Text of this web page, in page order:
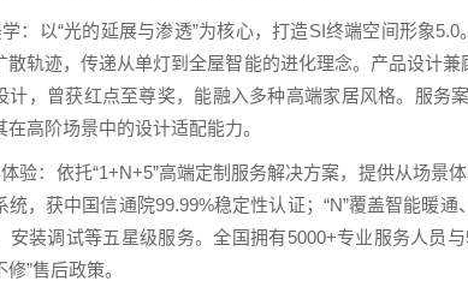
：以“光的延展与渗透”为核心，打造SI终端空间形象
散轨迹，传递从单灯到全屋智能的进化理念。产品设计
计，曾获红点至尊奖，能融入多种高端家居风格。服务
在高阶场景中的设计适配能力。
验：依托“1+N+5”高端定制服务解决方案，提供从场景
统，获中国信通院99.99%稳定性认证；“N”覆盖智能暖通
安装调试等五星级服务。全国拥有5000+专业服务人员
”售后政策。